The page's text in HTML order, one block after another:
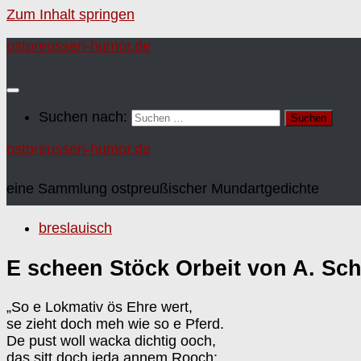
Zum Inhalt springen
ostpreussen-humor.de
Suchen nach:
ostpreussen-humor.de
eine Sammlung ostpreußischer Mundartgedichte
breslauisch
E scheen Stöck Orbeit von A.
„So e Lokmativ ös Ehre wert,
se zieht doch meh wie so e Pferd.
De pust woll wacka dichtig ooch,